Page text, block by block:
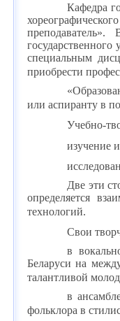
Кафедра
специальным
приобрести
или аспиранту в
Учебно-
изучение
Две эти
определяется
технологий.
Свои
в
Беларуси на
талантливой
в
фольклора в